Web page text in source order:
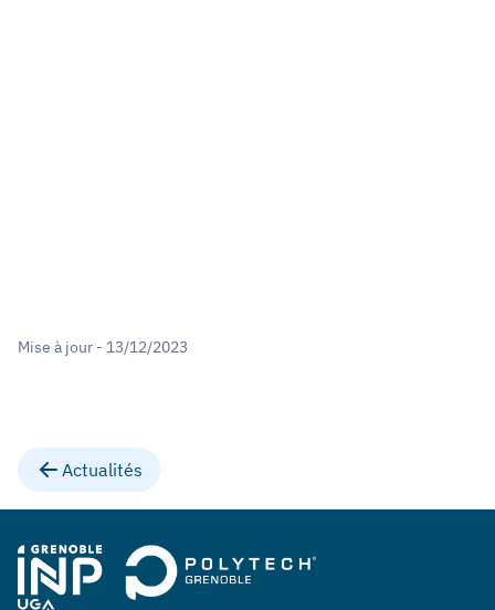
Mise à jour - 13/12/2023
Actualités